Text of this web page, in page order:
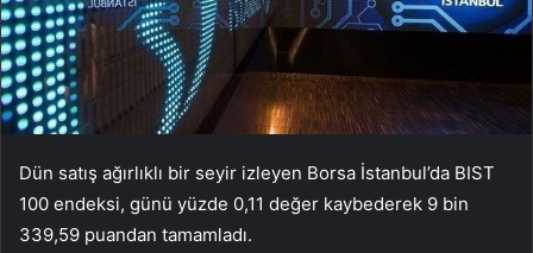
Dün satış ağırlıklı bir seyir izleyen Borsa İstanbul’da BIST
100 endeksi, günü yüzde 0,11 değer kaybederek 9 bin
339,59 puandan tamamladı.